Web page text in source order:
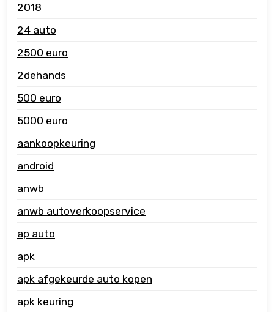
2018
24 auto
2500 euro
2dehands
500 euro
5000 euro
aankoopkeuring
android
anwb
anwb autoverkoopservice
ap auto
apk
apk afgekeurde auto kopen
apk keuring